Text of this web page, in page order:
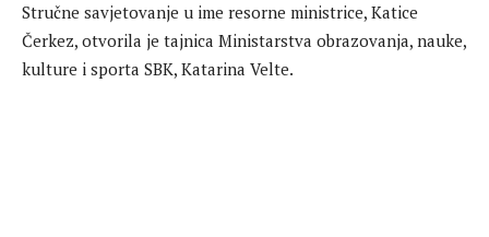
Stručne savjetovanje u ime resorne ministrice, Katice
Čerkez, otvorila je tajnica Ministarstva obrazovanja, nauke,
kulture i sporta SBK, Katarina Velte.